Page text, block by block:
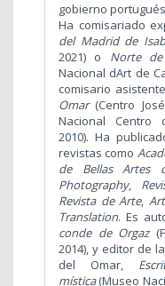
gobierno
Ha comisariado
del Madrid de
2021) o Norte
Nacional dArt de
comisario
Omar(Centro
Nacional Centro
2010). Ha
revistas como
de Bellas Artes
Photography,
Revista de Arte,
Translation. Es
conde de Orgaz
2014), y editor de
del Omar,
mística(Museo